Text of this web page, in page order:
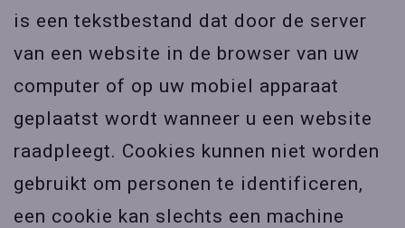
is een tekstbestand dat door de server
van een website in de browser van uw
computer of op uw mobiel apparaat
geplaatst wordt wanneer u een website
raadpleegt. Cookies kunnen niet worden
gebruikt om personen te identificeren,
een cookie kan slechts een machine